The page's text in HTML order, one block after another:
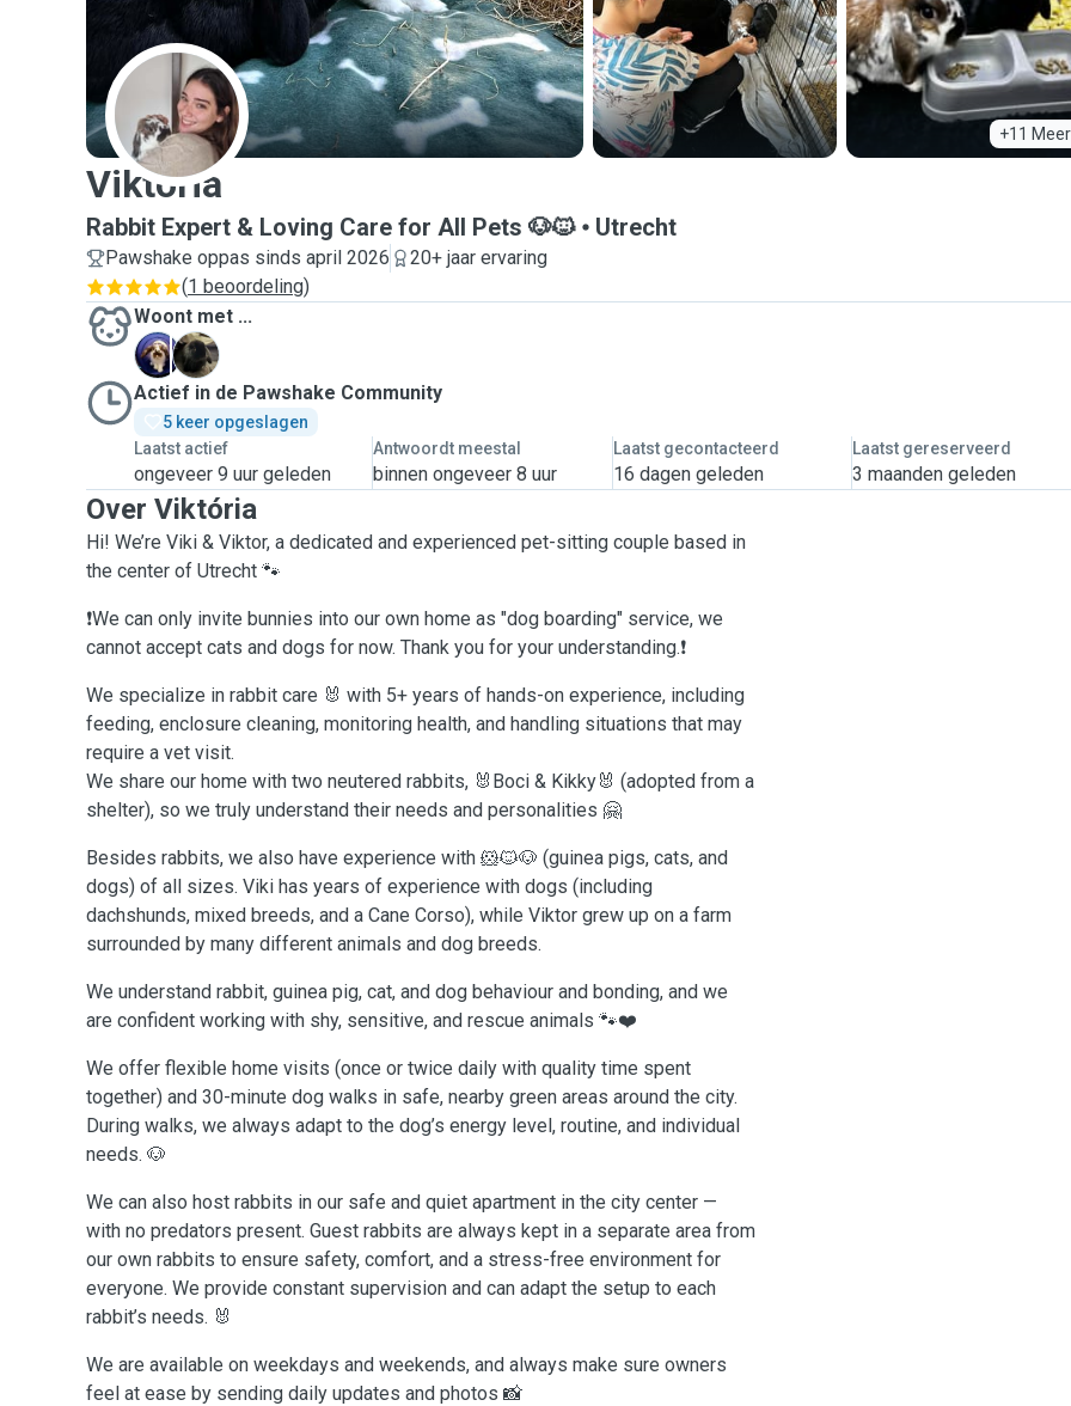
+11 Meer
V
Viktória
Rabbit Expert & Loving Care for All Pets 🐶🐱 Utrecht
Pawshake oppas sinds april 2026
20+ jaar ervaring
(1 beoordeling)
Woont met ...
B
K
Actief in de Pawshake Community
5 keer opgeslagen
Laatst actief
ongeveer 9 uur geleden
Antwoordt meestal
binnen ongeveer 8 uur
Laatst gecontacteerd
16 dagen geleden
Laatst gereserveerd
3 maanden geleden
Over Viktória
Hi! We’re Viki & Viktor, a dedicated and experienced pet-sitting couple based in
the center of Utrecht 🐾
❗️We can only invite bunnies into our own home as "dog boarding" service, we
cannot accept cats and dogs for now. Thank you for your understanding.❗️
We specialize in rabbit care 🐰 with 5+ years of hands-on experience, including
feeding, enclosure cleaning, monitoring health, and handling situations that may
require a vet visit.
We share our home with two neutered rabbits, 🐰Boci & Kikky🐰 (adopted from a
shelter), so we truly understand their needs and personalities 🤗
Besides rabbits, we also have experience with 🐹🐱🐶 (guinea pigs, cats, and
dogs) of all sizes. Viki has years of experience with dogs (including
dachshunds, mixed breeds, and a Cane Corso), while Viktor grew up on a farm
surrounded by many different animals and dog breeds.
We understand rabbit, guinea pig, cat, and dog behaviour and bonding, and we
are confident working with shy, sensitive, and rescue animals 🐾❤️
We offer flexible home visits (once or twice daily with quality time spent
together) and 30-minute dog walks in safe, nearby green areas around the city.
During walks, we always adapt to the dog’s energy level, routine, and individual
needs. 🐶
We can also host rabbits in our safe and quiet apartment in the city center —
with no predators present. Guest rabbits are always kept in a separate area from
our own rabbits to ensure safety, comfort, and a stress-free environment for
everyone. We provide constant supervision and can adapt the setup to each
rabbit’s needs. 🐰
We are available on weekdays and weekends, and always make sure owners
feel at ease by sending daily updates and photos 📸